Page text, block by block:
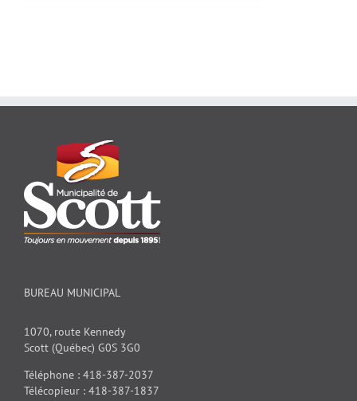
BUREAU MUNICIPAL
1070, route Kennedy
Scott (Québec) G0S 3G0
Téléphone : 418-387-2037
Télécopieur : 418-387-1837